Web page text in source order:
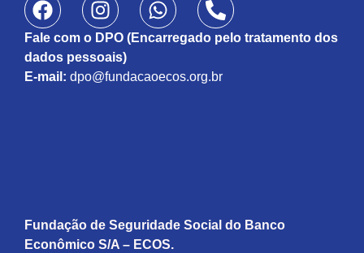
Fale com o DPO (Encarregado pelo tratamento dos
dados pessoais)
E-mail: dpo@fundacaoecos.org.br
Fundação de Seguridade Social do Banco
Econômico S/A – ECOS.